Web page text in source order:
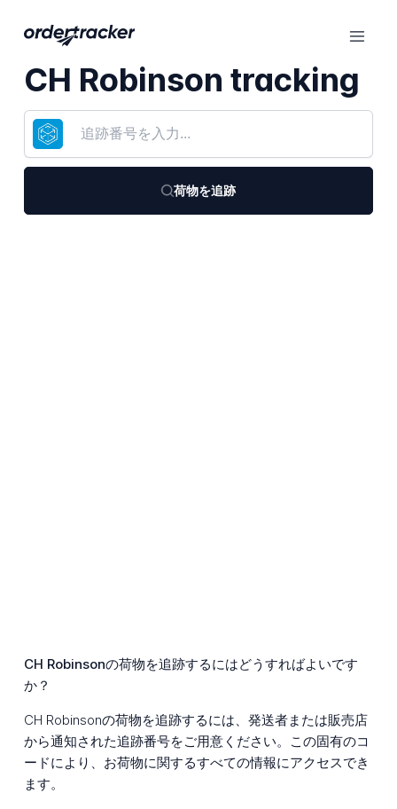
CH Robinson tracking
荷物を追跡
CH Robinsonの荷物を追跡するにはどうすればよいです
か？
CH Robinsonの荷物を追跡するには、発送者または販売店
から通知された追跡番号をご用意ください。この固有のコ
ードにより、お荷物に関するすべての情報にアクセスでき
ます。